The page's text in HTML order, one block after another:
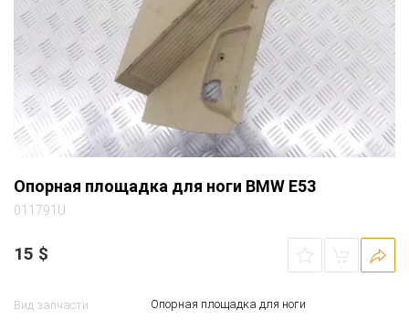
Опорная площадка для ноги BMW E53
011791U
15 $
Вид запчасти Опорная площадка для ноги